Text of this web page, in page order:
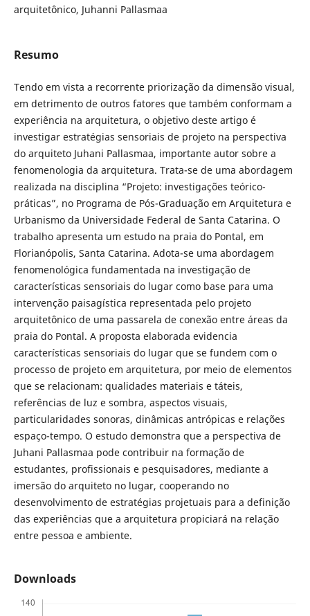
arquitetônico, Juhanni Pallasmaa
Resumo
Tendo em vista a recorrente priorização da dimensão visual,
em detrimento de outros fatores que também conformam a
experiência na arquitetura, o objetivo deste artigo é
investigar estratégias sensoriais de projeto na perspectiva
do arquiteto Juhani Pallasmaa, importante autor sobre a
fenomenologia da arquitetura. Trata-se de uma abordagem
realizada na disciplina “Projeto: investigações teórico-
práticas”, no Programa de Pós-Graduação em Arquitetura e
Urbanismo da Universidade Federal de Santa Catarina. O
trabalho apresenta um estudo na praia do Pontal, em
Florianópolis, Santa Catarina. Adota-se uma abordagem
fenomenológica fundamentada na investigação de
características sensoriais do lugar como base para uma
intervenção paisagística representada pelo projeto
arquitetônico de uma passarela de conexão entre áreas da
praia do Pontal. A proposta elaborada evidencia
características sensoriais do lugar que se fundem com o
processo de projeto em arquitetura, por meio de elementos
que se relacionam: qualidades materiais e táteis,
referências de luz e sombra, aspectos visuais,
particularidades sonoras, dinâmicas antrópicas e relações
espaço-tempo. O estudo demonstra que a perspectiva de
Juhani Pallasmaa pode contribuir na formação de
estudantes, profissionais e pesquisadores, mediante a
imersão do arquiteto no lugar, cooperando no
desenvolvimento de estratégias projetuais para a definição
das experiências que a arquitetura propiciará na relação
entre pessoa e ambiente.
Downloads